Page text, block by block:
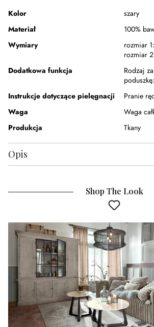
Kolor
szary
Materiał
100%
Wymiary
rozmiar 1:
rozmiar
Dodatkowa funkcja
Rodzaj
Instrukcje dotyczące pielęgnacji
Pranie
Waga
Waga
Produkcja
Tkany
Opis
Shop The Look